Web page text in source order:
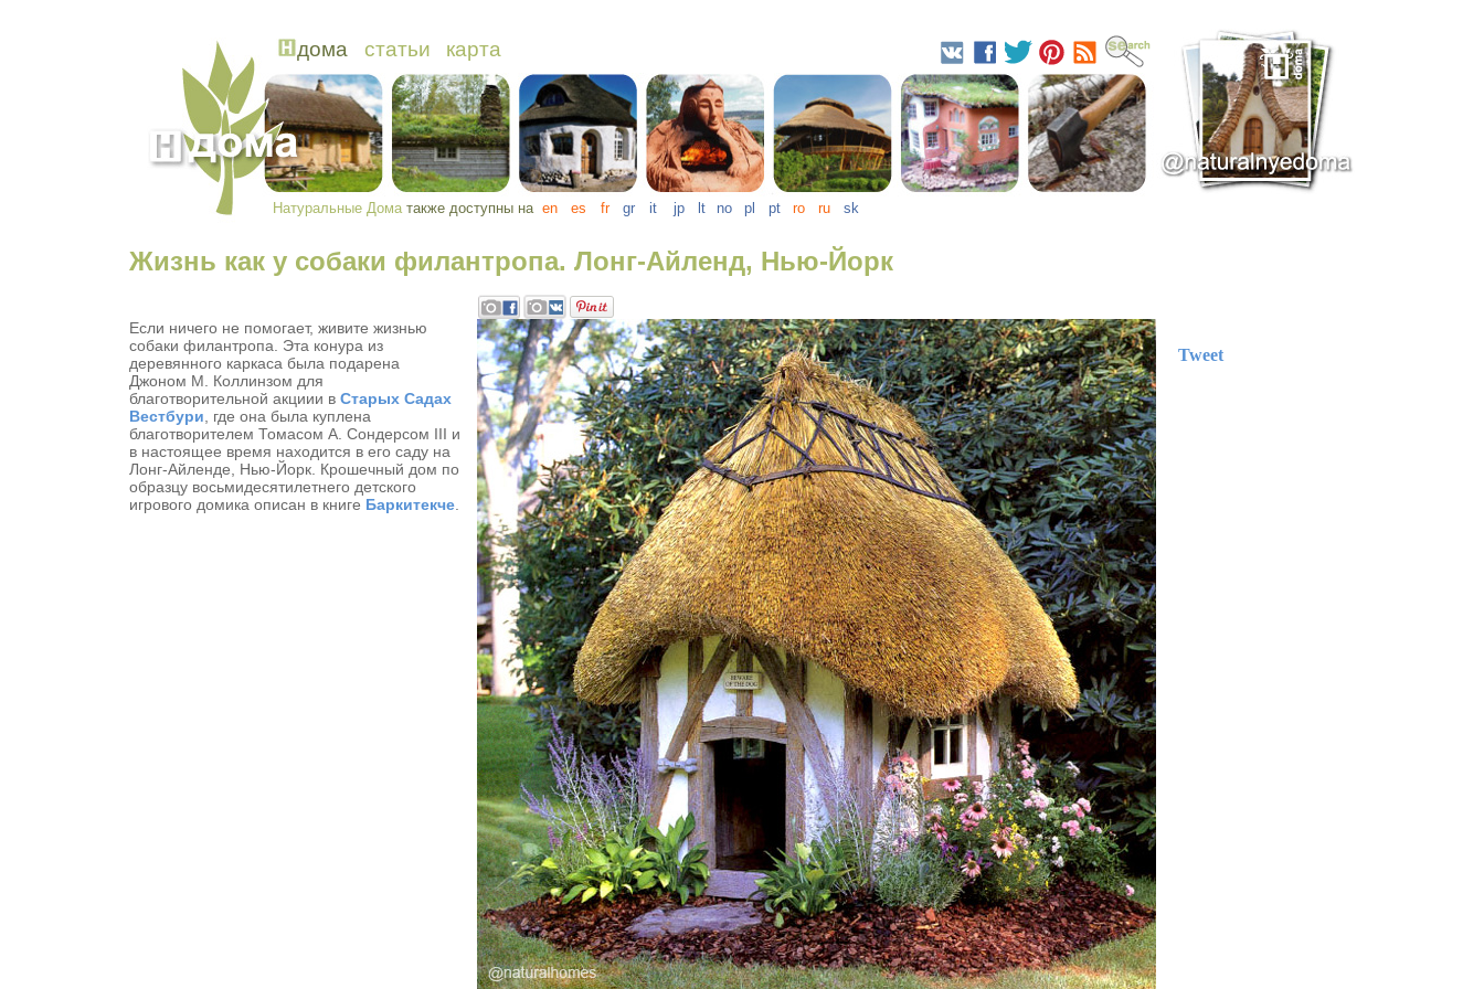
Жизнь как у собаки филантропа. Лонг-Айленд, Нью-Йорк
Если ничего не помогает, живите жизнью
собаки филантропа. Эта конура из
деревянного каркаса была подарена
Джоном М. Коллинзом для
благотворительной акциии в Старых Садах
Вестбури , где она была куплена
благотворителем Томасом А. Сондерсом III и
в настоящее время находится в его саду на
Лонг-Айленде, Нью-Йорк. Крошечный дом по
образцу восьмидесятилетнего детского
игрового домика описан в книге Баркитекче
Tweet